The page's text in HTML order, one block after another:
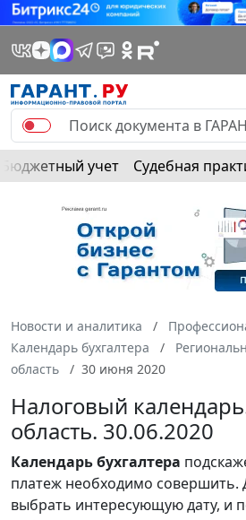
Бюджетный учет Судебная
Новости и аналитика
Календарь бухгалтера
область
30 июня 2020
Налоговый
область. 30.06.2020
Календарьбухгалтера
платеж необходимо совершить.
выбрать интересующую дату, и